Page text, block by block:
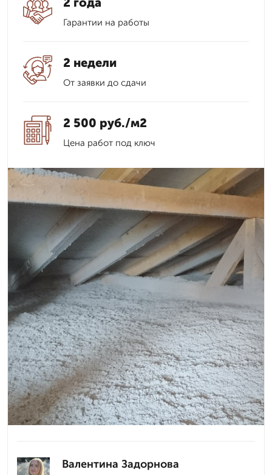
Гарантии на работы
2 недели
От заявки до сдачи
2 500 руб./м2
Цена работ под ключ
Валентина Задорнова